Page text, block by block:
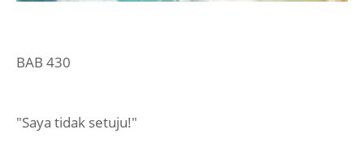
BAB 430
"Saya tidak setuju!"